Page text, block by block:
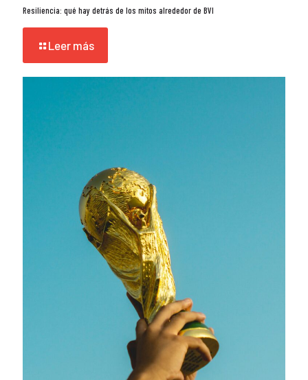
Resiliencia: qué hay detrás de los mitos alrededor de BVI
Leer más